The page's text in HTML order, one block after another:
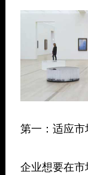
第一：适应
企业想要在